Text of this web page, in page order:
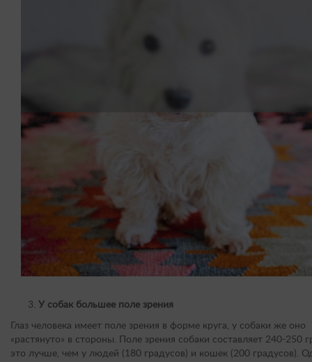
У собак большее поле зрения
Глаз человека имеет поле зрения в форме круга, у собаки же оно
«растянуто» в стороны. Поле зрения собаки составляет 240-250
это лучше, чем у людей (180 градусов) и кошек (200 градусов).